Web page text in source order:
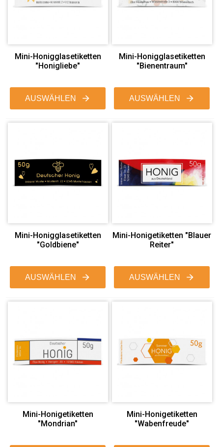
Mini-Honigglasetiketten
"Honigliebe"
AUSWÄHLEN
Mini-Honigglasetiketten
"Bienentraum"
AUSWÄHLEN
Mini-Honigglasetiketten
"Goldbiene"
AUSWÄHLEN
Mini-Honigetiketten "Blauer
Reiter"
AUSWÄHLEN
Mini-Honigetiketten
"Mondrian"
Mini-Honigetiketten
"Wabenfreude"